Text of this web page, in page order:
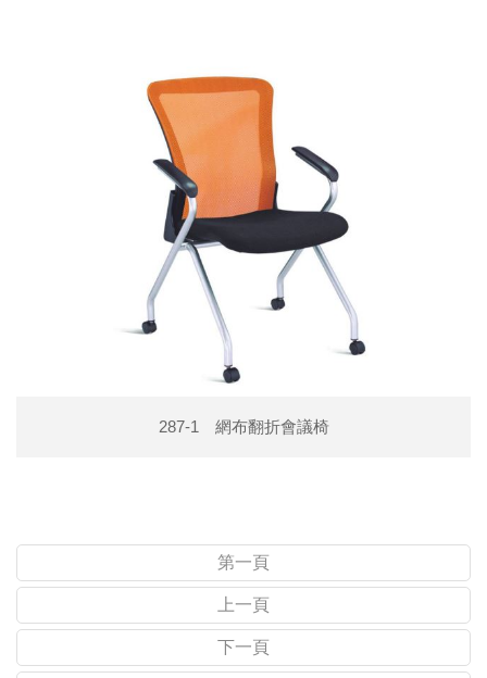
287-1 網布翻折會議椅
第一頁
上一頁
下一頁